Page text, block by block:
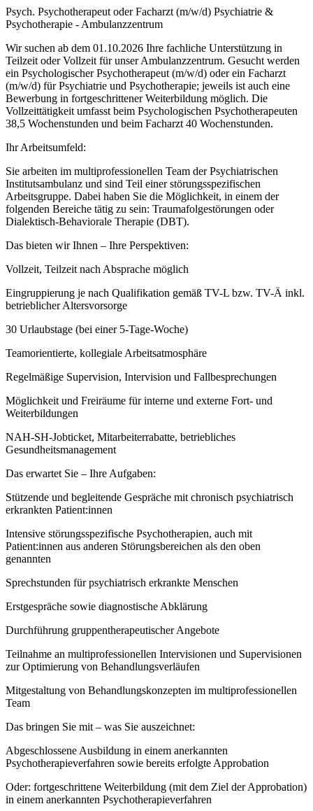
Psych. Psychotherapeut oder Facharzt (m/w/d) Psychiatrie &
Psychotherapie - Ambulanzzentrum
Wir suchen ab dem 01.10.2026 Ihre fachliche Unterstützung in
Teilzeit oder Vollzeit für unser Ambulanzzentrum. Gesucht werden
ein Psychologischer Psychotherapeut (m/w/d) oder ein Facharzt
(m/w/d) für Psychiatrie und Psychotherapie; jeweils ist auch eine
Bewerbung in fortgeschrittener Weiterbildung möglich. Die
Vollzeittätigkeit umfasst beim Psychologischen Psychotherapeuten
38,5 Wochenstunden und beim Facharzt 40 Wochenstunden.
Ihr Arbeitsumfeld:
Sie arbeiten im multiprofessionellen Team der Psychiatrischen
Institutsambulanz und sind Teil einer störungsspezifischen
Arbeitsgruppe. Dabei haben Sie die Möglichkeit, in einem der
folgenden Bereiche tätig zu sein: Traumafolgestörungen oder
Dialektisch-Behaviorale Therapie (DBT).
Das bieten wir Ihnen – Ihre Perspektiven:
Vollzeit, Teilzeit nach Absprache möglich
Eingruppierung je nach Qualifikation gemäß TV-L bzw. TV-Ä inkl.
betrieblicher Altersvorsorge
30 Urlaubstage (bei einer 5-Tage-Woche)
Teamorientierte, kollegiale Arbeitsatmosphäre
Regelmäßige Supervision, Intervision und Fallbesprechungen
Möglichkeit und Freiräume für interne und externe Fort- und
Weiterbildungen
NAH-SH-Jobticket, Mitarbeiterrabatte, betriebliches
Gesundheitsmanagement
Das erwartet Sie – Ihre Aufgaben:
Stützende und begleitende Gespräche mit chronisch psychiatrisch
erkrankten Patient:innen
Intensive störungsspezifische Psychotherapien, auch mit
Patient:innen aus anderen Störungsbereichen als den oben
genannten
Sprechstunden für psychiatrisch erkrankte Menschen
Erstgespräche sowie diagnostische Abklärung
Durchführung gruppentherapeutischer Angebote
Teilnahme an multiprofessionellen Intervisionen und Supervisionen
zur Optimierung von Behandlungsverläufen
Mitgestaltung von Behandlungskonzepten im multiprofessionellen
Team
Das bringen Sie mit – was Sie auszeichnet:
Abgeschlossene Ausbildung in einem anerkannten
Psychotherapieverfahren sowie bereits erfolgte Approbation
Oder: fortgeschrittene Weiterbildung (mit dem Ziel der Approbation)
in einem anerkannten Psychotherapieverfahren